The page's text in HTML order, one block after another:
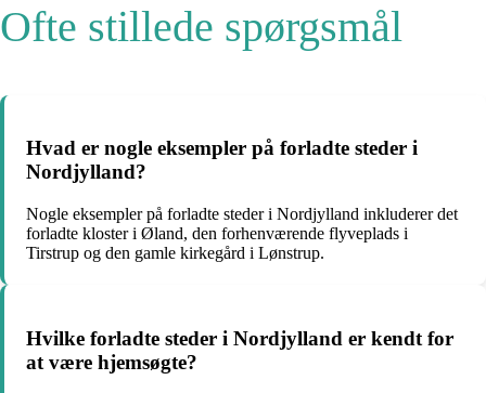
Ofte stillede spørgsmål
Hvad er nogle eksempler på forladte steder i
Nordjylland?
Nogle eksempler på forladte steder i Nordjylland inkluderer det
forladte kloster i Øland, den forhenværende flyveplads i
Tirstrup og den gamle kirkegård i Lønstrup.
Hvilke forladte steder i Nordjylland er kendt for
at være hjemsøgte?